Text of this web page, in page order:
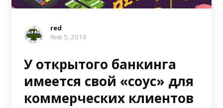
red
Янв 5, 2019
У открытого банкинга
имеется свой «соус» для
коммерческих клиентов